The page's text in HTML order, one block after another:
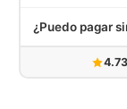
perfumes 100%
¿Puedo pagar
depósito en
4.73